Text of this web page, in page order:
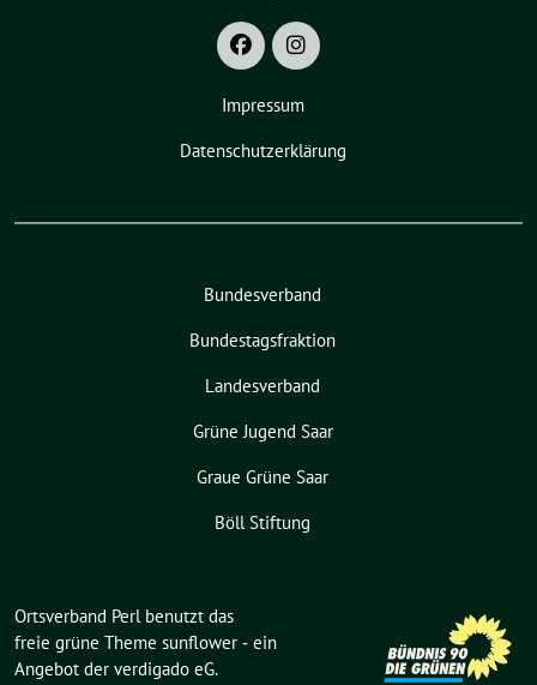
Impressum
Datenschutzerklärung
Bundesverband
Bundestagsfraktion
Landesverband
Grüne Jugend Saar
Graue Grüne Saar
Böll Stiftung
Ortsverband Perl benutzt das
freie grüne Theme sunflower ‐ ein
Angebot der verdigado eG.